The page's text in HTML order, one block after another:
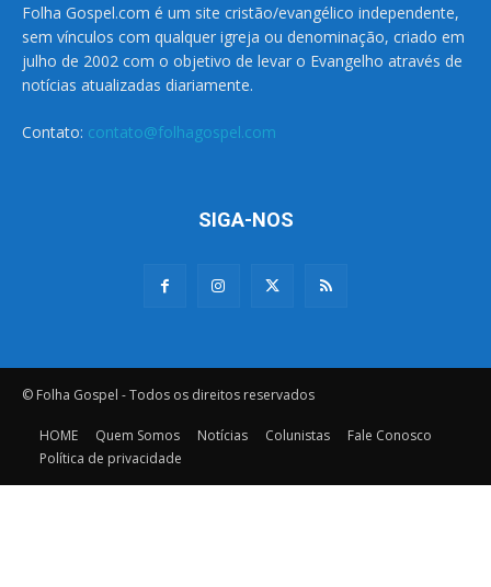
Folha Gospel.com é um site cristão/evangélico independente,
sem vínculos com qualquer igreja ou denominação, criado em
julho de 2002 com o objetivo de levar o Evangelho através de
notícias atualizadas diariamente.
Contato: contato@folhagospel.com
SIGA-NOS
© Folha Gospel - Todos os direitos reservados
HOME Quem Somos Notícias Colunistas
Fale Conosco
Política de privacidade